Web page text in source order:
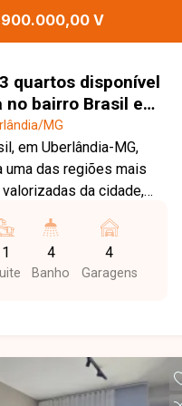
Agende uma visita e
900.000,00 V
quartos disponível
no bairro Brasil em
MG MG
em Uberlândia-MG,
uma das regiões mais
da cidade,
e às principais
de contar com
escolas, hospitais,
construída em terreno
por duas salas
1 4
Banho
4
Garagens